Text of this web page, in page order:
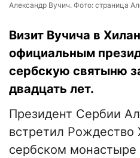
Александр Вучич. Фото: страница
Визит Вучича в
официальным
сербскую святыню
двадцать лет.
Президент Сербии
встретил Рождество
сербском монастыре